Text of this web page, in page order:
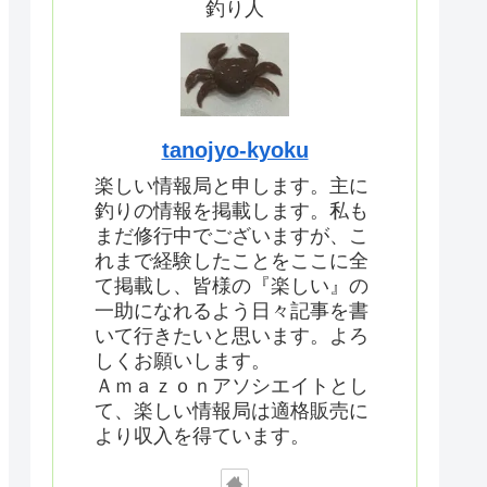
釣り人
tanojyo-kyoku
楽しい情報局と申します。主に
釣りの情報を掲載します。私も
まだ修行中でございますが、こ
れまで経験したことをここに全
て掲載し、皆様の『楽しい』の
一助になれるよう日々記事を書
いて行きたいと思います。よろ
しくお願いします。
Ａｍａｚｏｎアソシエイトとし
て、楽しい情報局は適格販売に
より収入を得ています。